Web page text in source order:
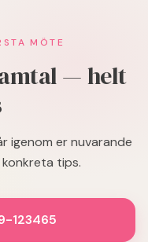
MÖTE
— helt
igenom er nuvarande
tips.
123465